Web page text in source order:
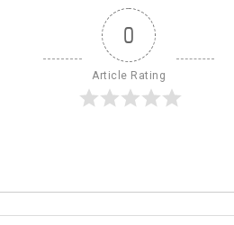
0
Article Rating